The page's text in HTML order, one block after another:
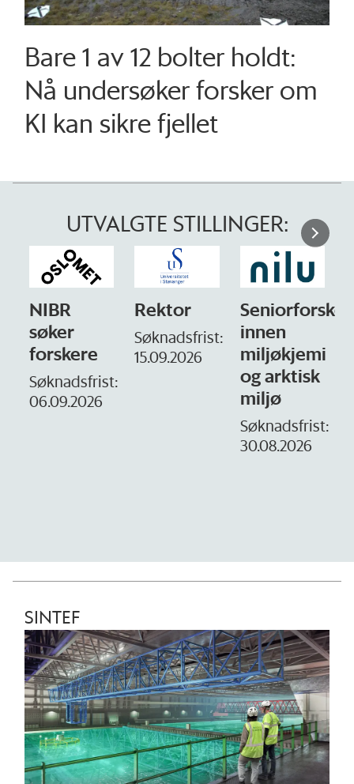
Bare 1 av 12 bolter holdt:
Nå undersøker forsker om
KI kan sikre fjellet
UTVALGTE STILLINGER:
Rektor
Søknadsfrist:
15.09.2026
Seniorforsker
innen
miljøkjemi
Forskning.no
søker
– fast
Søknadsfrist:
16. august.
SINTEF